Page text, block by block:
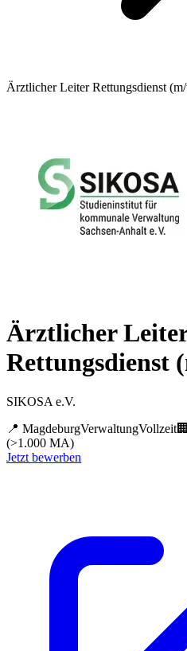
Ärztlicher Leiter Rettungsdienst
Ärztlicher
Rettungsdienst
SIKOSA e.V.
📍 MagdeburgVerwaltungVollzeit🏢
(>1.000 MA)
Jetzt bewerben